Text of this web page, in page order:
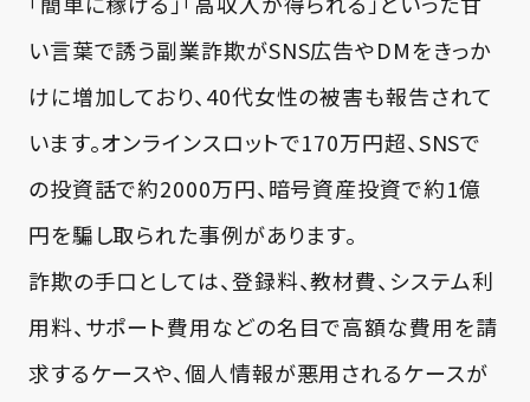
い言葉で誘う副業詐欺がSNS広告やDMをきっか
けに増加しており、40代女性の被害も報告されて
います。オンラインスロットで170万円超、SNSで
の投資話で約2000万円、暗号資産投資で約1億
円を騙し取られた事例があります。
詐欺の手口としては、登録料、教材費、システム利
用料、サポート費用などの名目で高額な費用を請
求するケースや、個人情報が悪用されるケースが